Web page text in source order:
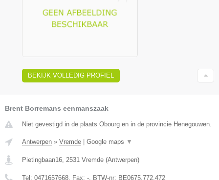
BEKIJK VOLLEDIG PROFIEL
Brent Borremans eenmanszaak
Niet gevestigd in de plaats Obourg en in de provincie Henegouwen.
Antwerpen » Vremde Google maps ▼
Pietingbaan16, 2531 Vremde (Antwerpen)
Tel: 0471657668, Fax: -, BTW-nr: BE0675.772.472